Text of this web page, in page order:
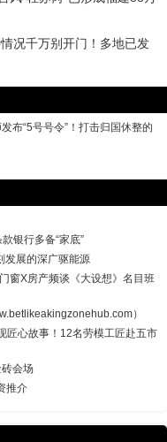
况千万别开门！多地已发
布“5号号令”！打击归国休整的
银行多备“家底”
发展的深广驱能源
窗X房产频谈《大设想》名目班
）
匠心故事！12名劳模工匠赴五市
会场
推介